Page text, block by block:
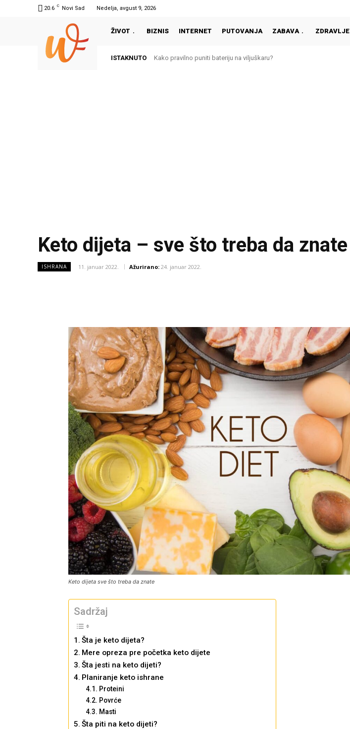
20.6 C Novi Sad Nedelja, avgust 9, 2026
ŽIVOT BIZNIS INTERNET PUTOVANJA ZABAVA ZDRAVLJE
ISTAKNUTO Kako pravilno puniti bateriju na viljuškaru?
Keto dijeta – sve što treba da znate
ISHRANA 11. januar 2022. Ažurirano: 24. januar 2022.
Keto dijeta sve što treba da znate
Sadržaj
Šta je keto dijeta?
Mere opreza pre početka keto dijete
Šta jesti na keto dijeti?
Planiranje keto ishrane
Proteini
Povrće
Masti
Šta piti na keto dijeti?